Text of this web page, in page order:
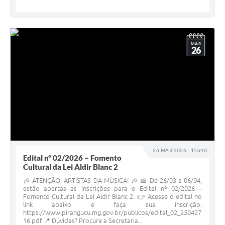
26 MAR 2026 - 15h40
MAR
26
Edital nº 02/2026 – Fomento
Cultural da Lei Aldir Blanc 2
🎶 ATENÇÃO, ARTISTAS DA MÚSICA! 🎶 📅 De 26/03 a 06/04,
estão abertas as inscrições para o Edital nº 02/2026 –
Fomento Cultural da Lei Aldir Blanc 2. 👉 Acesse o edital no
link abaixo e faça sua inscrição:
https://www.pirangucu.mg.gov.br/publicos/edital_02_250427
16.pdf 📍 Dúvidas? Procure a Secretaria...